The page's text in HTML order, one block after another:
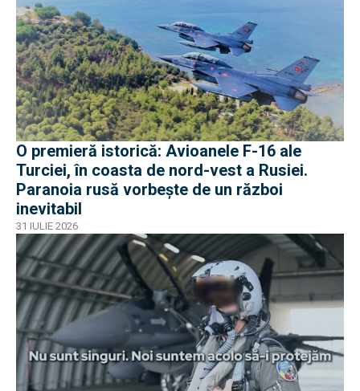
O premieră istorică: Avioanele F-16 ale
Turciei, în coasta de nord-vest a Rusiei.
Paranoia rusă vorbește de un război
inevitabil
31 IULIE 2026